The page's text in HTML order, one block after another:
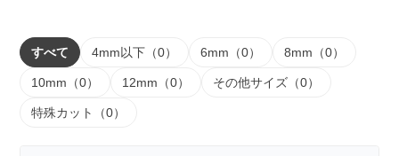
すべて 4mm以下（0） 6mm（0） 8mm（0）
10mm（0） 12mm（0） その他サイズ（0）
特殊カット（0）